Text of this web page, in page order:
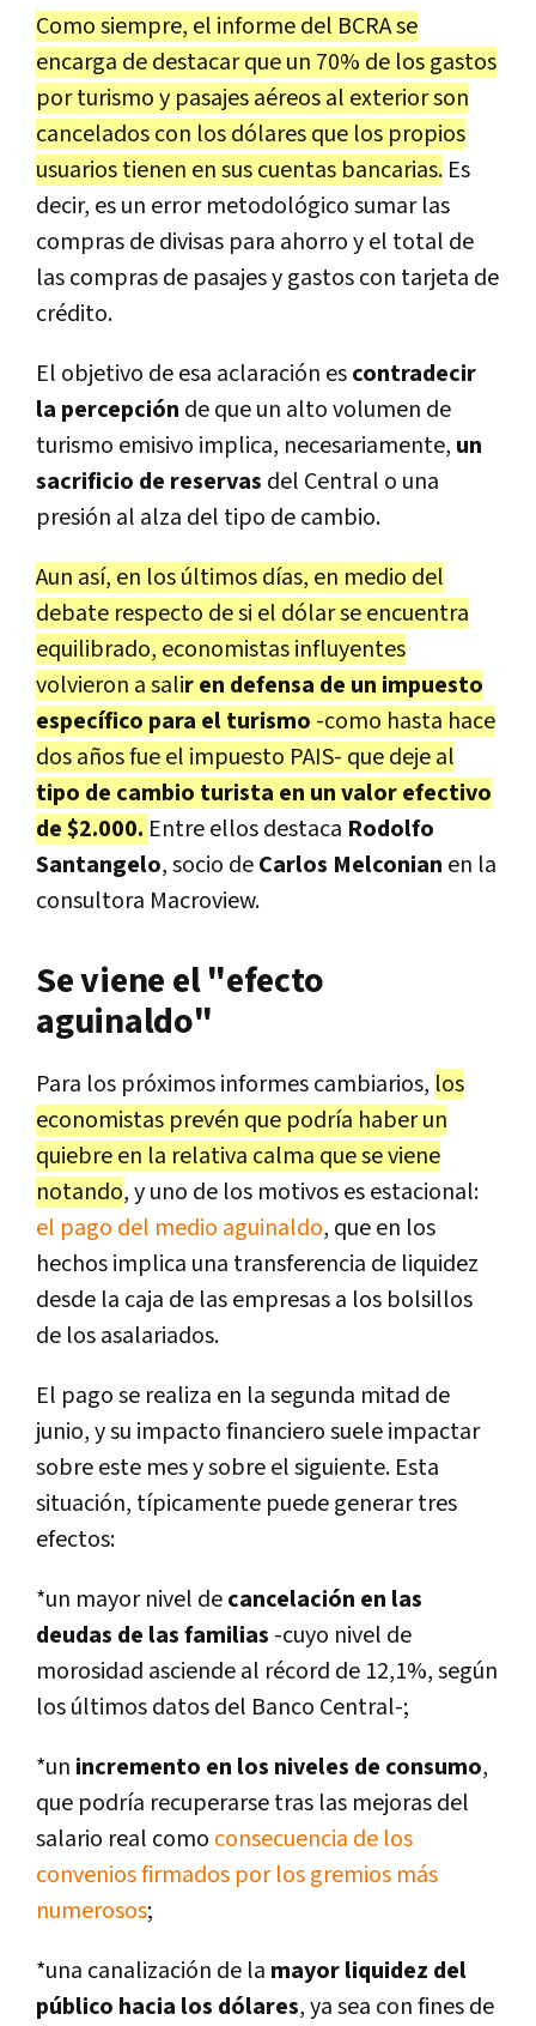
Como siempre, el informe del BCRA se
encarga de destacar que un 70% de los gastos
por turismo y pasajes aéreos al exterior son
cancelados con los dólares que los propios
usuarios tienen en sus cuentas bancarias. Es
decir, es un error metodológico sumar las
compras de divisas para ahorro y el total de
las compras de pasajes y gastos con tarjeta de
crédito.
El objetivo de esa aclaración escontradecir
la percepción de que un alto volumen de
turismo emisivo implica, necesariamente, un
sacrificio de reservas del Central o una
presión al alza del tipo de cambio.
Aun así, en los últimos días, en medio del
debate respecto de si el dólar se encuentra
equilibrado, economistas influyentes
volvieron a salir en defensa de un impuesto
específico para el turismo -como hasta hace
dos años fue el impuesto PAIS- que deje al
tipo de cambio turista en un valor efectivo
de $2.000. Entre ellos destaca Rodolfo
Santangelo, socio deCarlos Melconian en la
consultora Macroview.
Se viene el "efecto
aguinaldo"
Para los próximos informes cambiarios, los
economistas prevén que podría haber un
quiebre en la relativa calma que se viene
notando, y uno de los motivos es estacional:
el pago del medio aguinaldo, que en los
hechos implica una transferencia de liquidez
desde la caja de las empresas a los bolsillos
de los asalariados.
El pago se realiza en la segunda mitad de
junio, y su impacto financiero suele impactar
sobre este mes y sobre el siguiente. Esta
situación, típicamente puede generar tres
efectos:
*un mayor nivel decancelación en las
deudas de las familias -cuyo nivel de
morosidad asciende al récord de 12,1%, según
los últimos datos del Banco Central-;
*un incremento en los niveles de consumo,
que podría recuperarse tras las mejoras del
salario real como consecuencia de los
convenios firmados por los gremios más
numerosos;
*una canalización de la mayor liquidez del
público hacia los dólares, ya sea con fines de